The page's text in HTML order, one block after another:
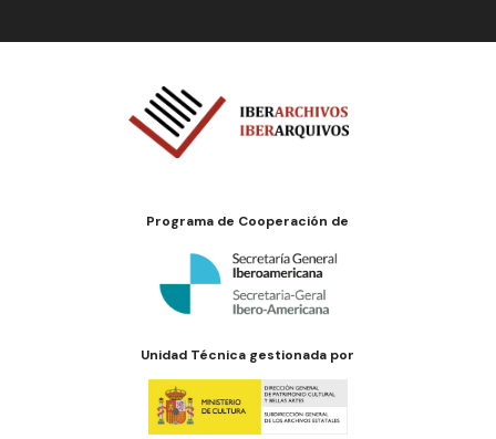
Programa de Cooperación de
Unidad Técnica gestionada por